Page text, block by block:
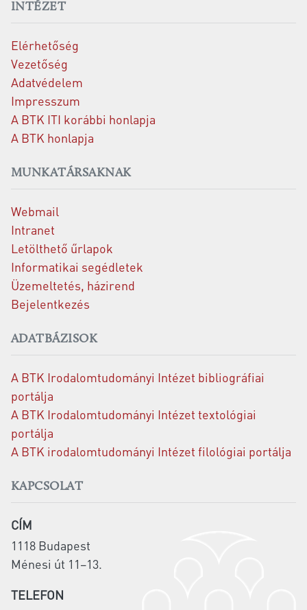
INTÉZET
Elérhetőség
Vezetőség
Adatvédelem
Impresszum
A BTK ITI korábbi honlapja
A BTK honlapja
MUNKATÁRSAKNAK
Webmail
Intranet
Letölthető űrlapok
Informatikai segédletek
Üzemeltetés, házirend
Bejelentkezés
ADATBÁZISOK
A BTK Irodalomtudományi Intézet bibliográfiai
portálja
A BTK Irodalomtudományi Intézet textológiai
portálja
A BTK irodalomtudományi Intézet filológiai portálja
KAPCSOLAT
CÍM
1118 Budapest
Ménesi út 11–13.
TELEFON